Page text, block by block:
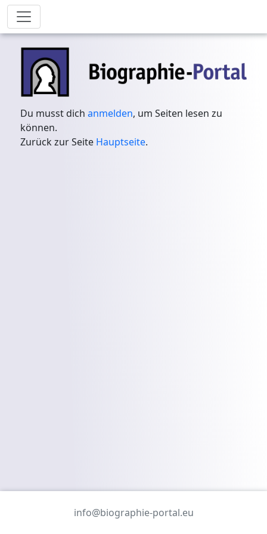
Du musst dichanmelden, um Seiten lesen zu
können.
Zurück zur Seite Hauptseite.
info@biographie-portal.eu